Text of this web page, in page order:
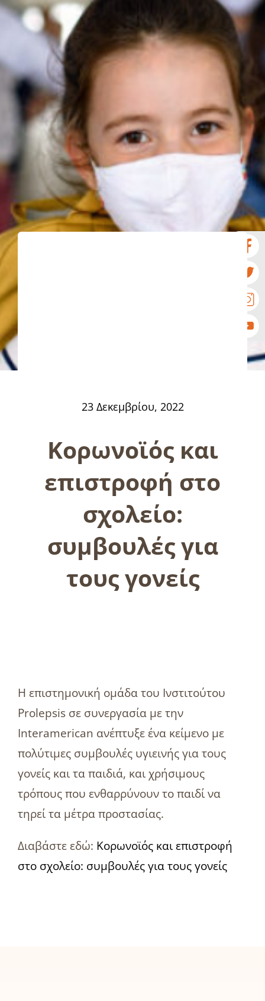
Νέα
Επικοινωνία
GR
23 Δεκεμβρίου, 2022
Κορωνοϊός και
επιστροφή στο
σχολείο:
συμβουλές για
τους γονείς
Η επιστημονική ομάδα του Ινστιτούτου
Prolepsis σε συνεργασία με την
Interamerican ανέπτυξε ένα κείμενο με
πολύτιμες συμβουλές υγιεινής για τους
γονείς και τα παιδιά, και χρήσιμους
τρόπους που ενθαρρύνουν το παιδί να
τηρεί τα μέτρα προστασίας.
Διαβάστε εδώ: Κορωνοϊός και επιστροφή
στο σχολείο: συμβουλές για τους γονείς